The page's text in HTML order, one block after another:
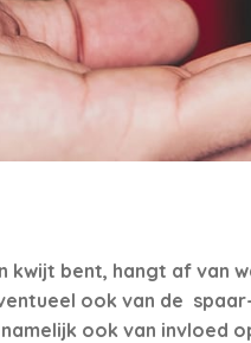
bent, hangt af van
ook van de
ook van invloed